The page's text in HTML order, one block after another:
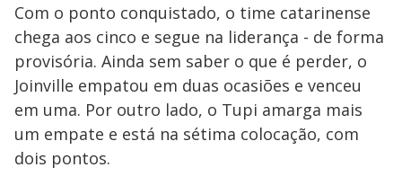
Com o ponto conquistado, o time catarinense
chega aos cinco e segue na liderança - de forma
provisória. Ainda sem saber o que é perder, o
Joinville empatou em duas ocasiões e venceu
em uma. Por outro lado, o Tupi amarga mais
um empate e está na sétima colocação, com
dois pontos.